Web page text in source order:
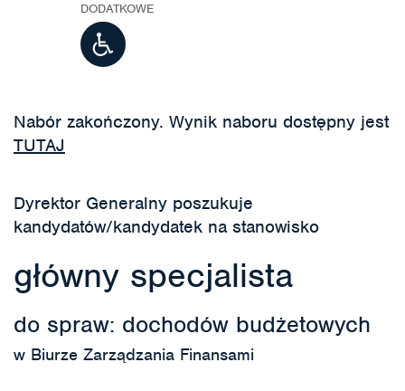
DODATKOWE
Nabór zakończony. Wynik naboru dostępny jest
TUTAJ
Dyrektor Generalny poszukuje
kandydatów/kandydatek na stanowisko
główny specjalista
do spraw: dochodów budżetowych
w Biurze Zarządzania Finansami